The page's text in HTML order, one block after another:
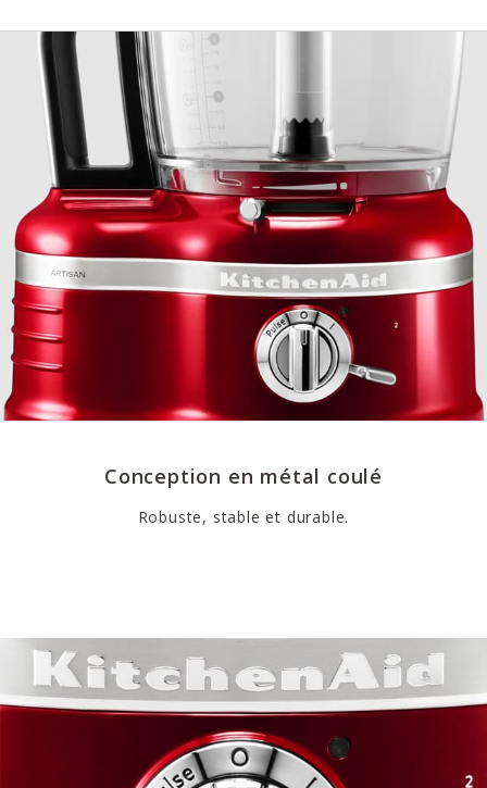
Conception en métal coulé
Robuste, stable et durable.